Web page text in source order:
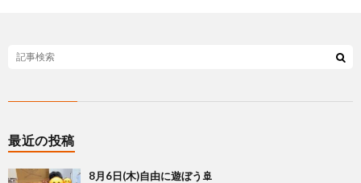
最近の投稿
8月6日(木)自由に遊ぼう🚢